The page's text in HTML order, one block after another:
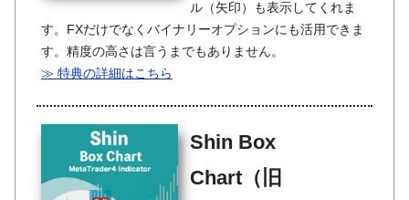
ル（矢印）も表示してくれま
す。FXだけでなくバイナリーオプションにも活用できま
す。精度の高さは言うまでもありません。
≫ 特典の詳細はこちら
Shin Box
Chart（旧